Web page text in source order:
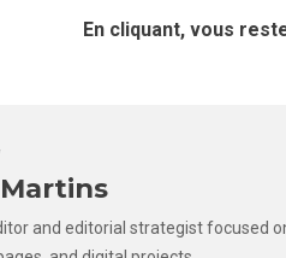
En cliquant, vous
and editorial strategist focused